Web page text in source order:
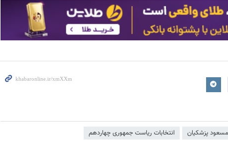
مسعود پزشکیان انتخابات ریاست جمهوری چهاردهم